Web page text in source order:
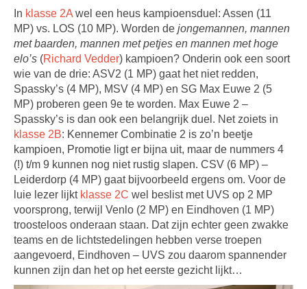
In klasse 2A wel een heus kampioensduel: Assen (11
MP) vs. LOS (10 MP). Worden de jongemannen, mannen
met baarden, mannen met petjes en mannen met hoge
elo’s (Richard Vedder) kampioen? Onderin ook een soort
wie van de drie: ASV2 (1 MP) gaat het niet redden,
Spassky’s (4 MP), MSV (4 MP) en SG Max Euwe 2 (5
MP) proberen geen 9e te worden. Max Euwe 2 –
Spassky’s is dan ook een belangrijk duel. Net zoiets in
klasse 2B: Kennemer Combinatie 2 is zo’n beetje
kampioen, Promotie ligt er bijna uit, maar de nummers 4
(!) t/m 9 kunnen nog niet rustig slapen. CSV (6 MP) –
Leiderdorp (4 MP) gaat bijvoorbeeld ergens om. Voor de
luie lezer lijkt klasse 2C wel beslist met UVS op 2 MP
voorsprong, terwijl Venlo (2 MP) en Eindhoven (1 MP)
troosteloos onderaan staan. Dat zijn echter geen zwakke
teams en de lichtstedelingen hebben verse troepen
aangevoerd, Eindhoven – UVS zou daarom spannender
kunnen zijn dan het op het eerste gezicht lijkt…